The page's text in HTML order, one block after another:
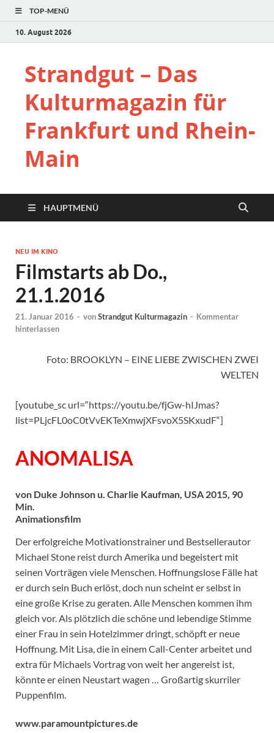
TOP-MENÜ
10. August 2026
Strandgut – Das
Kulturmagazin für
Frankfurt und Rhein-
Main
HAUPTMENÜ
NEU IM KINO
Filmstarts ab Do.,
21.1.2016
21. Januar 2016 - vonStrandgut Kulturmagazin - Kommentar
hinterlassen
Foto: BROOKLYN – EINE LIEBE ZWISCHEN ZWEI
WELTEN
[youtube_sc url=“https://youtu.be/fjGw-hIJmas?
list=PLjcFL0oC0tVvEKTeXmwjXFsvoX5SKxudF“]
ANOMALISA
von Duke Johnson u. Charlie Kaufman, USA 2015, 90
Min.
Animationsfilm
Der erfolgreiche Motivationstrainer und Bestsellerautor
Michael Stone reist durch Amerika und begeistert mit
seinen Vorträgen viele Menschen. Hoffnungslose Fälle hat
er durch sein Buch erlöst, doch nun scheint er selbst in
eine große Krise zu geraten. Alle Menschen kommen ihm
gleich vor. Als plötzlich die schöne und lebendige Stimme
einer Frau in sein Hotelzimmer dringt, schöpft er neue
Hoffnung. Mit Lisa, die in einem Call-Center arbeitet und
extra für Michaels Vortrag von weit her angereist ist,
könnte er einen Neustart wagen … Großartig skurriler
Puppenfilm.
www.paramountpictures.de